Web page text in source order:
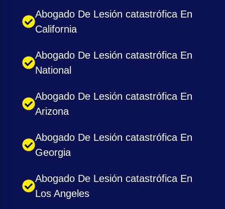
Abogado De Lesión catastrófica En
California
Abogado De Lesión catastrófica En
National
Abogado De Lesión catastrófica En
Arizona
Abogado De Lesión catastrófica En
Georgia
Abogado De Lesión catastrófica En
Los Angeles